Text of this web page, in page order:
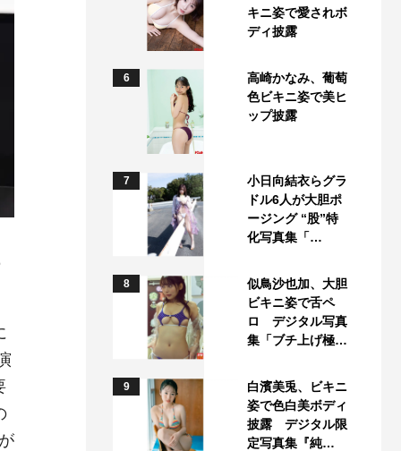
キニ姿で愛されボ
ディ披露
6
高崎かなみ、葡萄
色ビキニ姿で美ヒ
ップ披露
7
小日向結衣らグラ
ドル6人が大胆ポ
ージング “股”特
化写真集「…
8
似鳥沙也加、大胆
ビキニ姿で舌ペ
ロ デジタル写真
集「ブチ上げ極…
9
白濱美兎、ビキニ
姿で色白美ボディ
披露 デジタル限
定写真集『純…